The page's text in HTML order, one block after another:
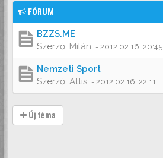
FÓRUM
BZZS.ME
Szerző: Milán - 2012.02.16. 20:45
Nemzeti Sport
Szerző: Attis - 2012.02.16. 22:11
Új téma